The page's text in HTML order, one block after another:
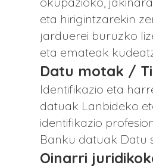
eta hirigintzarekin
jarduerei buruzko
eta emateak
Datu motak /
Identifikazio eta
datuak Lanbideko
identifikazio
Banku datuak Datu
Oinarri